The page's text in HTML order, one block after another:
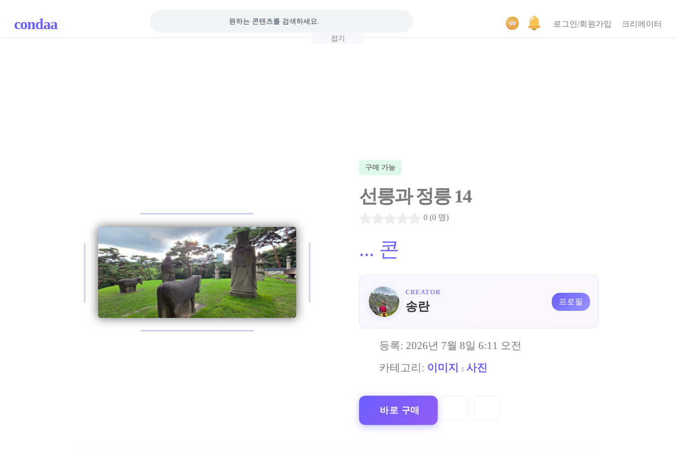
condaa 로그인/회원가입 크리에이터
접기
구매 가능
선릉과 정릉 14
0 (0 명)
... 콘
CREATOR
송란 프로필
등록: 2026년 7월 8일 6:11 오전
카테고리: 이미지 사진
바로 구매